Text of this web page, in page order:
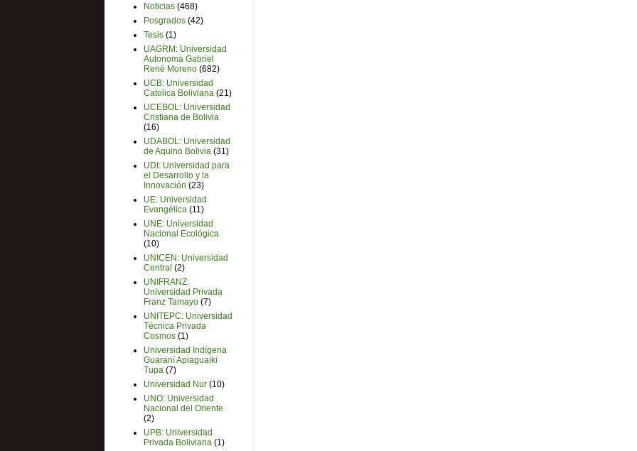
Noticias (468)
Posgrados (42)
Tesis (1)
UAGRM: Universidad
Autonoma Gabriel
René Moreno (682)
UCB: Universidad
Catolica Boliviana (21)
UCEBOL: Universidad
Cristiana de Bolivia
(16)
UDABOL: Universidad
de Aquino Bolivia (31)
UDI: Universidad para
el Desarrollo y la
Innovación (23)
UE: Universidad
Evangélica (11)
UNE: Universidad
Nacional Ecológica
(10)
UNICEN: Universidad
Central (2)
UNIFRANZ:
Universidad Privada
Franz Tamayo (7)
UNITEPC: Universidad
Técnica Privada
Cosmos (1)
Universidad Indígena
Guaraní Apiaguaiki
Tupa (7)
Universidad Nur (10)
UNO: Universidad
Nacional del Oriente
(2)
UPB: Universidad
Privada Boliviana (1)